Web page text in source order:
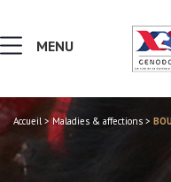
MENU
Accueil>Maladies & affections >